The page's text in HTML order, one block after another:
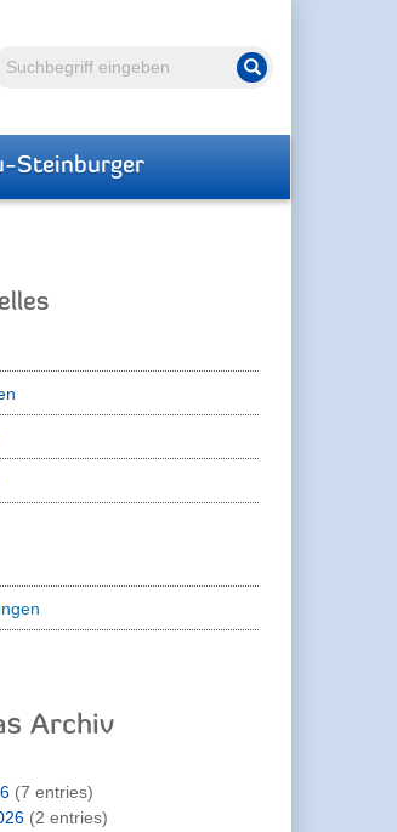
Volltextsuche Suche starten
Steinburger
Archiv
(7 entries)
(2 entries)